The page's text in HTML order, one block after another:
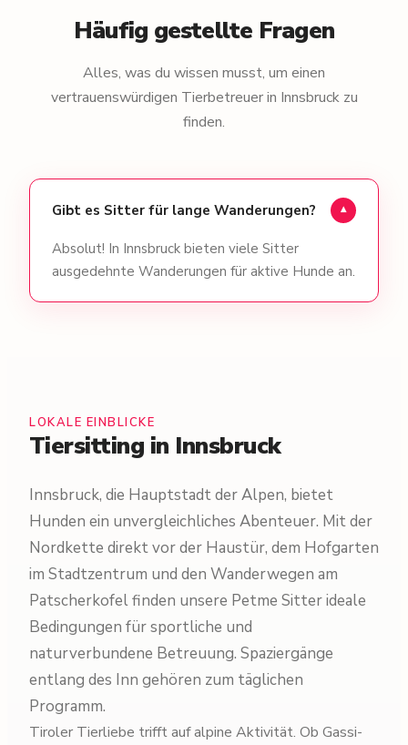
Häufig gestellte Fragen
Alles, was du wissen musst, um einen
vertrauenswürdigen Tierbetreuer in Innsbruck zu
finden.
Gibt es Sitter für lange Wanderungen? ▾
Absolut! In Innsbruck bieten viele Sitter
ausgedehnte Wanderungen für aktive Hunde an.
LOKALE EINBLICKE
Tiersitting in Innsbruck
Innsbruck, die Hauptstadt der Alpen, bietet
Hunden ein unvergleichliches Abenteuer. Mit der
Nordkette direkt vor der Haustür, dem Hofgarten
im Stadtzentrum und den Wanderwegen am
Patscherkofel finden unsere Petme Sitter ideale
Bedingungen für sportliche und
naturverbundene Betreuung. Spaziergänge
entlang des Inn gehören zum täglichen
Programm.
Tiroler Tierliebe trifft auf alpine Aktivität. Ob Gassi-